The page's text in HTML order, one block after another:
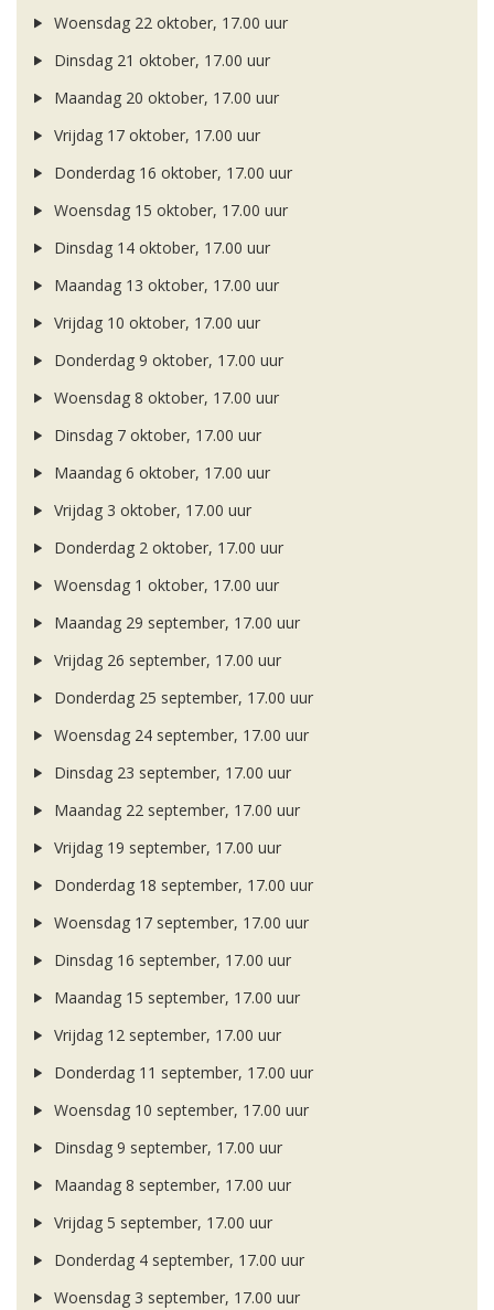
Woensdag 22 oktober, 17.00 uur
Dinsdag 21 oktober, 17.00 uur
Maandag 20 oktober, 17.00 uur
Vrijdag 17 oktober, 17.00 uur
Donderdag 16 oktober, 17.00 uur
Woensdag 15 oktober, 17.00 uur
Dinsdag 14 oktober, 17.00 uur
Maandag 13 oktober, 17.00 uur
Vrijdag 10 oktober, 17.00 uur
Donderdag 9 oktober, 17.00 uur
Woensdag 8 oktober, 17.00 uur
Dinsdag 7 oktober, 17.00 uur
Maandag 6 oktober, 17.00 uur
Vrijdag 3 oktober, 17.00 uur
Donderdag 2 oktober, 17.00 uur
Woensdag 1 oktober, 17.00 uur
Maandag 29 september, 17.00 uur
Vrijdag 26 september, 17.00 uur
Donderdag 25 september, 17.00 uur
Woensdag 24 september, 17.00 uur
Dinsdag 23 september, 17.00 uur
Maandag 22 september, 17.00 uur
Vrijdag 19 september, 17.00 uur
Donderdag 18 september, 17.00 uur
Woensdag 17 september, 17.00 uur
Dinsdag 16 september, 17.00 uur
Maandag 15 september, 17.00 uur
Vrijdag 12 september, 17.00 uur
Donderdag 11 september, 17.00 uur
Woensdag 10 september, 17.00 uur
Dinsdag 9 september, 17.00 uur
Maandag 8 september, 17.00 uur
Vrijdag 5 september, 17.00 uur
Donderdag 4 september, 17.00 uur
Woensdag 3 september, 17.00 uur